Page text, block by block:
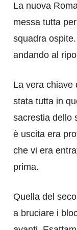
La nuova
messa tutta
squadra
andando al
La vera chiave
stata tutta in
sacrestia dello
è uscita era
che vi era
prima.
Quella del
a bruciare i